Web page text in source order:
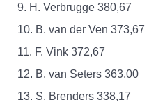
9. H. Verbrugge 380,67
10. B. van der Ven 373,67
11. F. Vink 372,67
12. B. van Seters 363,00
13. S. Brenders 338,17